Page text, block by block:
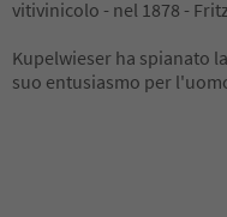
vitivinicolo - nel 1878 -
Kupelwieser ha spianato
suo entusiasmo per